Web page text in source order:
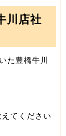
川店社
た豊橋牛川
てください